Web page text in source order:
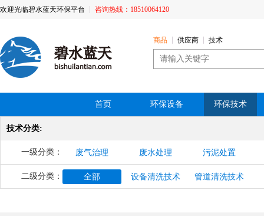
欢迎光临碧水蓝天环保平台 咨询热线：18510064120
商品 供应商 技术
首页 环保设备 环保技术
技术分类:
一级分类： 废气治理 废水处理 污泥处置
二级分类： 全部 设备清洗技术 管道清洗技术